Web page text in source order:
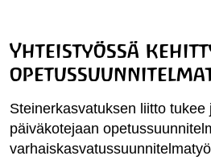
Yhteistyössä
Steinerkasvatuksen liitto
päiväkotejaan